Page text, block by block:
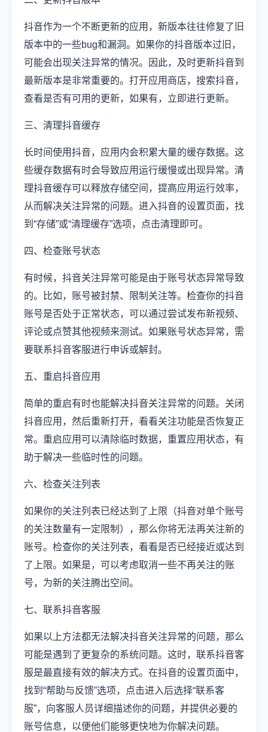
抖音作为一个不断更新的应用，新版本往往修复了旧
版本中的一些bug和漏洞。如果你的抖音版本过旧，
可能会出现关注异常的情况。因此，及时更新抖音到
最新版本是非常重要的。打开应用商店，搜索抖音，
查看是否有可用的更新，如果有，立即进行更新。
三、清理抖音缓存
长时间使用抖音，应用内会积累大量的缓存数据。这
些缓存数据有时会导致应用运行缓慢或出现异常。清
理抖音缓存可以释放存储空间，提高应用运行效率，
从而解决关注异常的问题。进入抖音的设置页面，找
到“存储”或“清理缓存”选项，点击清理即可。
四、检查账号状态
有时候，抖音关注异常可能是由于账号状态异常导致
的。比如，账号被封禁、限制关注等。检查你的抖音
账号是否处于正常状态，可以通过尝试发布新视频、
评论或点赞其他视频来测试。如果账号状态异常，需
要联系抖音客服进行申诉或解封。
五、重启抖音应用
简单的重启有时也能解决抖音关注异常的问题。关闭
抖音应用，然后重新打开，看看关注功能是否恢复正
常。重启应用可以清除临时数据，重置应用状态，有
助于解决一些临时性的问题。
六、检查关注列表
如果你的关注列表已经达到了上限（抖音对单个账号
的关注数量有一定限制），那么你将无法再关注新的
账号。检查你的关注列表，看看是否已经接近或达到
了上限。如果是，可以考虑取消一些不再关注的账
号，为新的关注腾出空间。
七、联系抖音客服
如果以上方法都无法解决抖音关注异常的问题，那么
可能是遇到了更复杂的系统问题。这时，联系抖音客
服是最直接有效的解决方式。在抖音的设置页面中，
找到“帮助与反馈”选项，点击进入后选择“联系客
服”，向客服人员详细描述你的问题，并提供必要的
账号信息，以便他们能够更快地为你解决问题。